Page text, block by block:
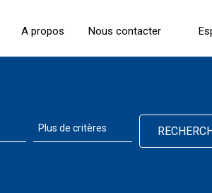
A propos Nous contacter